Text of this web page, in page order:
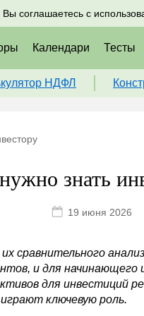
соглашаетесь ск нам в
Календари Тесты
НДФЛ
знать
19 июня 2026
сравнительного
и для
для инвестиций
ключевую роль.